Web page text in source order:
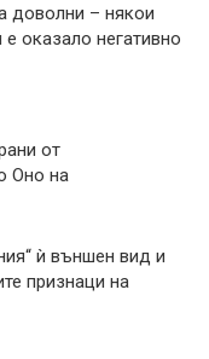
доволни – някои
оказало негативно
от
Оно на
ѝ външен вид и
признаци на